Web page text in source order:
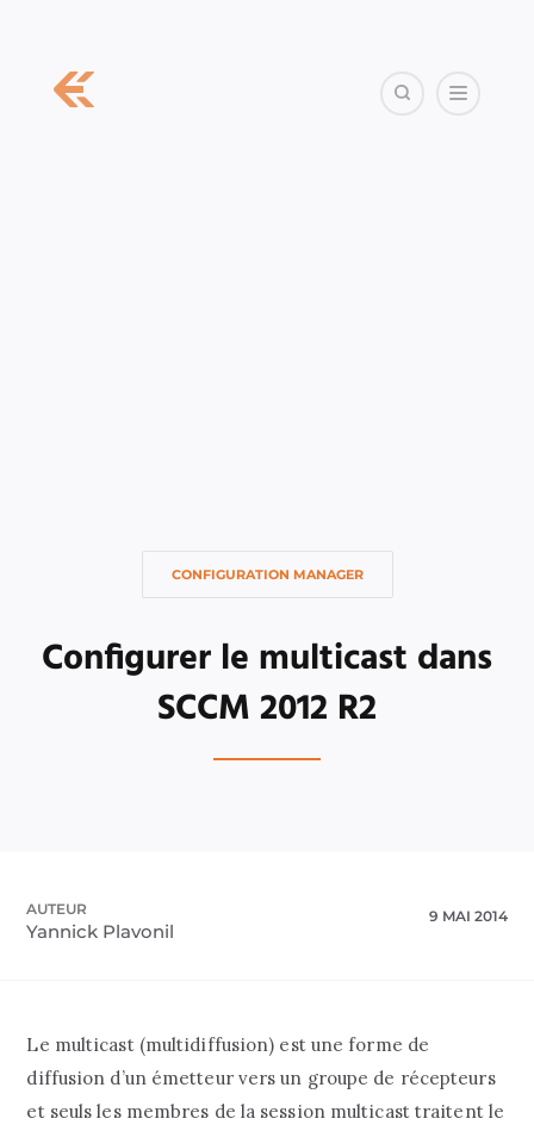
CONFIGURATION MANAGER
Configurer le multicast dans
SCCM 2012 R2
AUTEUR
Yannick Plavonil
9 MAI 2014
Le multicast (multidiffusion) est une forme de
diffusion d’un émetteur vers un groupe de récepteurs
et seuls les membres de la session multicast traitent le